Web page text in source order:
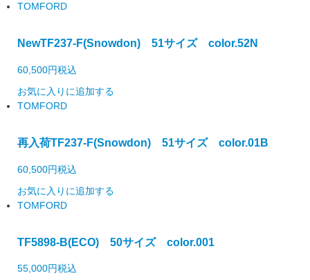
TOMFORD
NewTF237-F(Snowdon) 51サイズ color.52N
60,500円税込
お気に入りに追加する
TOMFORD
再入荷TF237-F(Snowdon) 51サイズ color.01B
60,500円税込
お気に入りに追加する
TOMFORD
TF5898-B(ECO) 50サイズ color.001
55,000円税込